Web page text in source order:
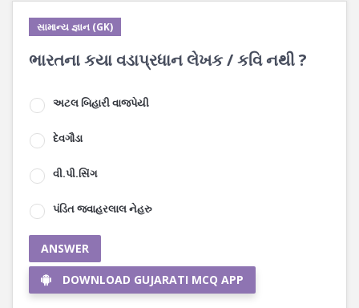
સામાન્ય જ્ઞાન (GK)
ભારતના કયા વડાપ્રધાન લેખક / કવિ નથી ?
અટલ બિહારી વાજપેયી
દેવગૌડા
વી.પી.સિંગ
પંડિત જવાહરલાલ નેહરુ
ANSWER
DOWNLOAD GUJARATI MCQ APP